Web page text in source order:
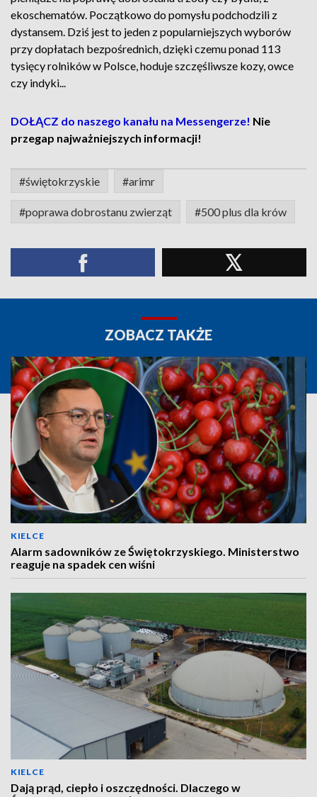
ekoschematów. Początkowo do pomysłu podchodzili z
dystansem. Dziś jest to jeden z popularniejszych wyborów
przy dopłatach bezpośrednich, dzięki czemu ponad 113
tysięcy rolników w Polsce, hoduje szczęśliwsze kozy, owce
czy indyki...
DOŁĄCZ do naszego kanału na Messengerze! Nie
przegap najważniejszych informacji!
#świętokrzyskie #arimr
#poprawa dobrostanu zwierząt #500 plus dla krów
ZOBACZ TAKŻE
KIELCE
Alarm sadowników ze Świętokrzyskiego. Ministerstwo
reaguje na spadek cen wiśni
KIELCE
Dają prąd, ciepło i oszczędności. Dlaczego w